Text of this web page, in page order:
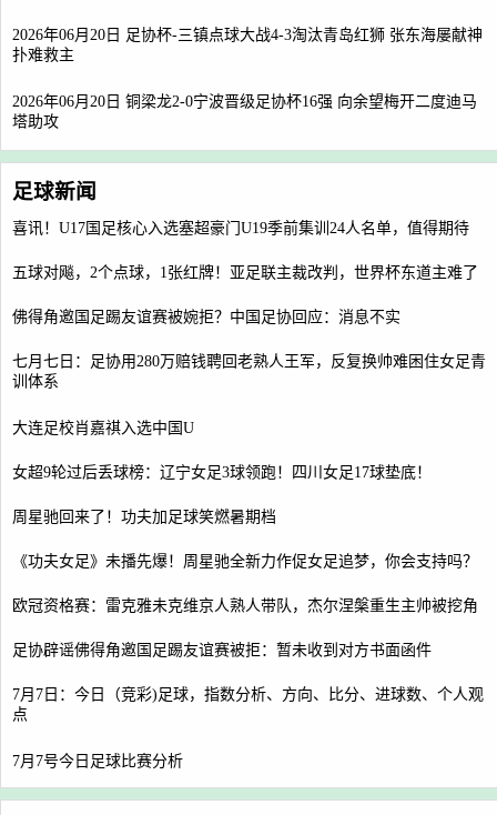
2026年06月20日 足协杯-三镇点球大战4-3淘汰青岛红狮 张东海屡献神
扑难救主
2026年06月20日 铜梁龙2-0宁波晋级足协杯16强 向余望梅开二度迪马
塔助攻
足球新闻
喜讯！U17国足核心入选塞超豪门U19季前集训24人名单，值得期待
五球对飚，2个点球，1张红牌！亚足联主裁改判，世界杯东道主难了
佛得角邀国足踢友谊赛被婉拒？中国足协回应：消息不实
七月七日：足协用280万赔钱聘回老熟人王军，反复换帅难困住女足青
训体系
大连足校肖嘉祺入选中国U
女超9轮过后丢球榜：辽宁女足3球领跑！四川女足17球垫底！
周星驰回来了！功夫加足球笑燃暑期档
《功夫女足》未播先爆！周星驰全新力作促女足追梦，你会支持吗？
欧冠资格赛：雷克雅未克维京人熟人带队，杰尔涅槃重生主帅被挖角
足协辟谣佛得角邀国足踢友谊赛被拒：暂未收到对方书面函件
7月7日：今日（竞彩)足球，指数分析、方向、比分、进球数、个人观
点
7月7号今日足球比赛分析